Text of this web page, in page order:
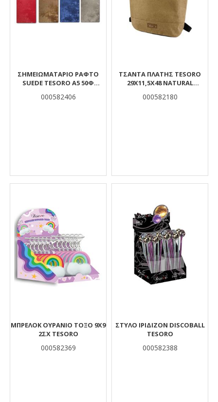
ΣΗΜΕΙΩΜΑΤΑΡΙΟ ΡΑΦΤΟ
SUEDE TESORO Α5 50Φ
000582406
ΤΣΑΝΤΑ ΠΛΑΤΗΣ TESORO
29Χ11,5Χ48 NATURAL
000582180
ΜΠΡΕΛΟΚ ΟΥΡΑΝΙΟ ΤΟΞΟ 9Χ9
2ΣΧ TESORO
000582369
ΣΤΥΛΟ ΙΡΙΔΙΖΟΝ DISCOBALL
TESORO
000582388